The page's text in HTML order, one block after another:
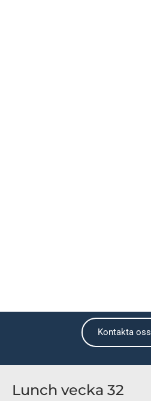
Kontakta oss
Lunch vecka 32